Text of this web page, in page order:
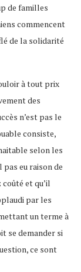
de familles
commencent
de la solidarité
à tout prix
des
n’est pas le
consiste,
selon les
pas eu raison de
et qu’il
par les
un terme à
se demander si
ce sont